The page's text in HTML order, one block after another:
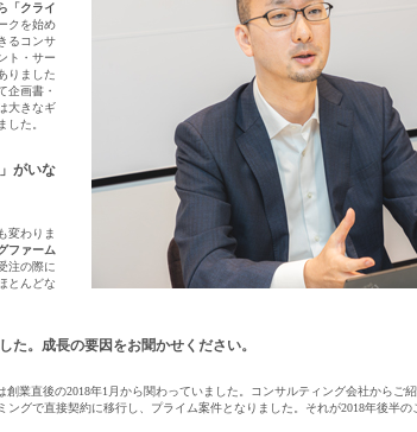
「クライ
クを始め
るコンサ
ト・サー
りました
企画書・
大きなギ
した。
がいな
変わりま
ファーム
注の際に
とんどな
。成長の要因をお聞かせください。
業直後の2018年1月から関わっていました。コンサルティング会社からご
グで直接契約に移行し、プライム案件となりました。それが2018年後半